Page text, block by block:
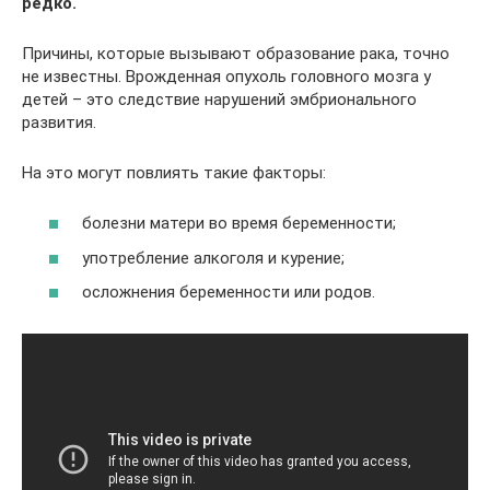
Причины, которые вызывают образование рака, точно
не известны. Врожденная опухоль головного мозга у
детей – это следствие нарушений эмбрионального
развития.
На это могут повлиять такие факторы:
болезни матери во время беременности;
употребление алкоголя и курение;
осложнения беременности или родов.